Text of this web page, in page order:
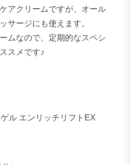
アクリームですが、オール
サージにも使えます。
ムなので、定期的なスペシ
スメです♪
ル エンリッチリフトEX